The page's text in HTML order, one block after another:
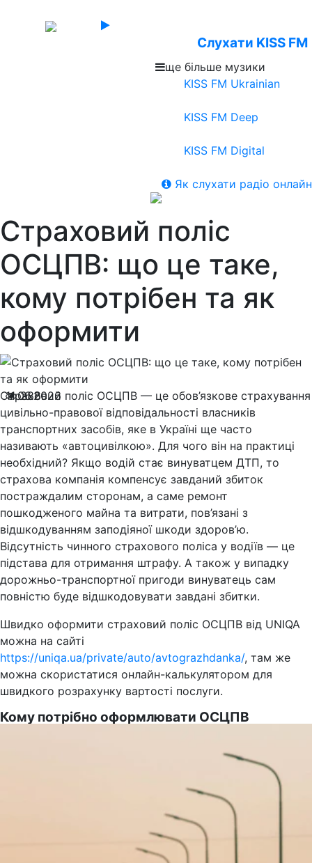
Слухати KISS FM
ще більше музики
KISS FM Ukrainian
KISS FM Deep
KISS FM Digital
Як слухати радіо онлайн
Страховий поліс
ОСЦПВ: що це таке,
кому потрібен та як
оформити
11.06.2026
288
Страховий поліс ОСЦПВ — це обов’язкове страхування
цивільно-правової відповідальності власників
транспортних засобів, яке в Україні ще часто
називають «автоцивілкою». Для чого він на практиці
необхідний? Якщо водій стає винуватцем ДТП, то
страхова компанія компенсує завданий збиток
постраждалим сторонам, а саме ремонт
пошкодженого майна та витрати, пов’язані з
відшкодуванням заподіяної шкоди здоров’ю.
Відсутність чинного страхового поліса у водіїв — це
підстава для отримання штрафу. А також у випадку
дорожньо-транспортної пригоди винуватець сам
повністю буде відшкодовувати завдані збитки.
Швидко оформити страховий поліс ОСЦПВ від UNIQA
можна на сайті
https://uniqa.ua/private/auto/avtograzhdanka/, там же
можна скористатися онлайн-калькулятором для
швидкого розрахунку вартості послуги.
Кому потрібно оформлювати ОСЦПВ